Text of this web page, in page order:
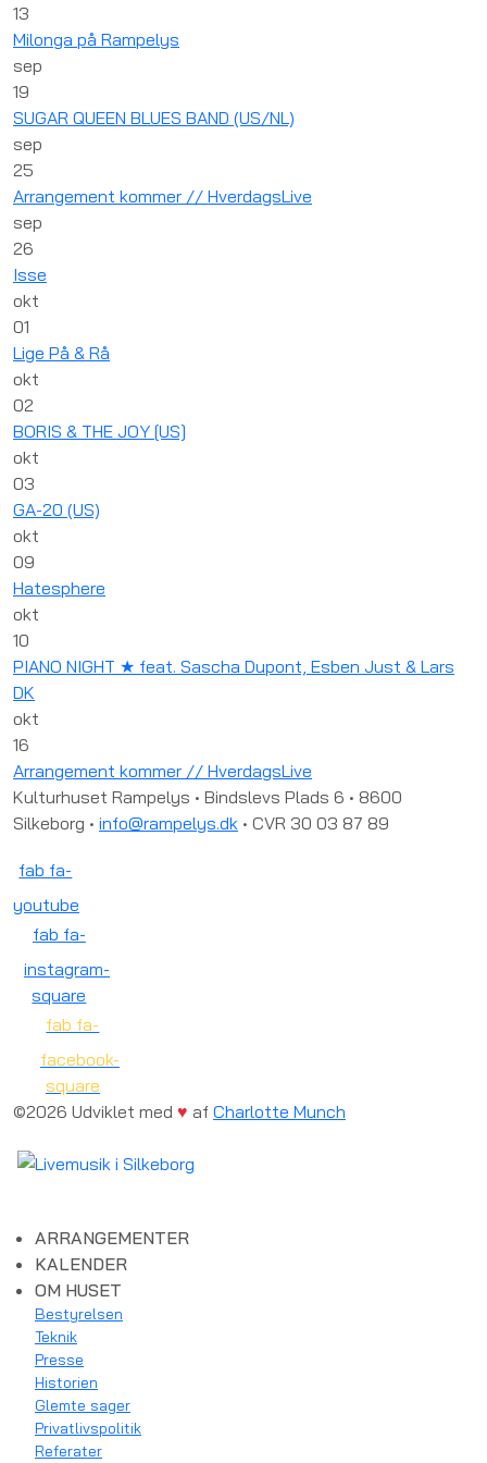
13
Milonga på Rampelys
sep
19
SUGAR QUEEN BLUES BAND (US/NL)
sep
25
Arrangement kommer // HverdagsLive
sep
26
Isse
okt
01
Lige På & Rå
okt
02
BORIS & THE JOY [US]
okt
03
GA-20 (US)
okt
09
Hatesphere
okt
10
PIANO NIGHT ★ feat. Sascha Dupont, Esben Just & Lars
DK
okt
16
Arrangement kommer // HverdagsLive
Kulturhuset Rampelys • Bindslevs Plads 6 • 8600
Silkeborg • info@rampelys.dk • CVR 30 03 87 89
fab fa-
youtube
fab fa-
instagram-
square
fab fa-
facebook-
square
©2026 Udviklet med ♥ af Charlotte Munch
ARRANGEMENTER
KALENDER
OM HUSET
Bestyrelsen
Teknik
Presse
Historien
Glemte sager
Privatlivspolitik
Referater